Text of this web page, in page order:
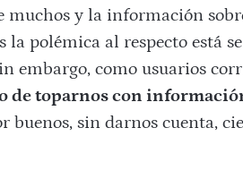
muchos y la información
la polémica al respecto está
embargo, como usuarios
de toparnos con
buenos, sin darnos cuenta,